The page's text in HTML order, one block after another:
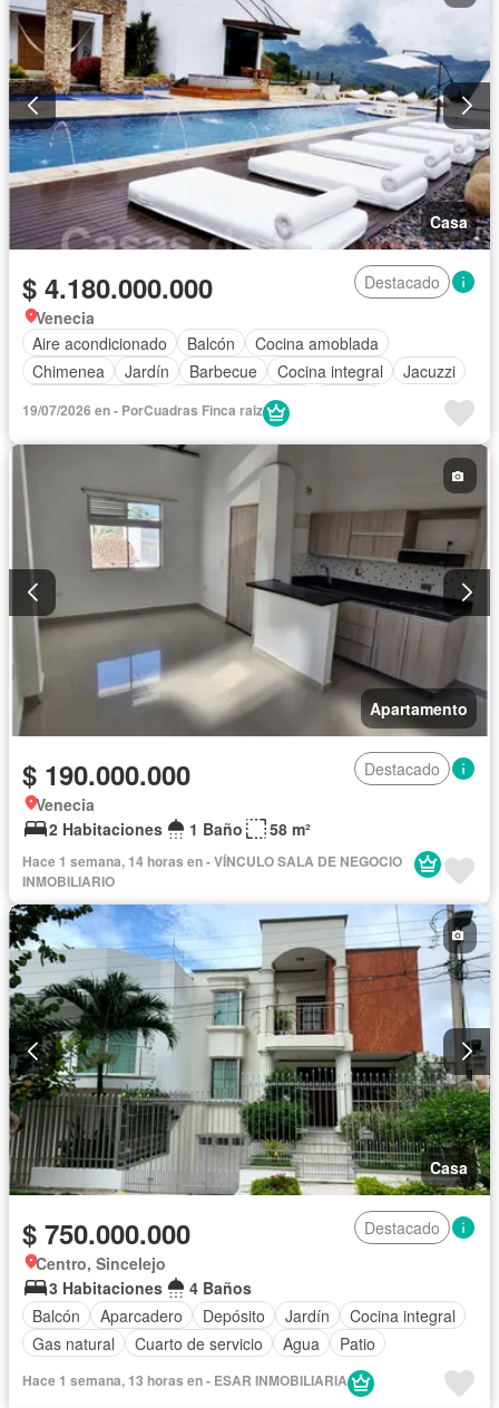
Casa
$ 4.180.000.000
Destacado
Venecia
Aire acondicionado
Balcón
Cocina amoblada
Chimenea
Jardín Barbecue Cocina integral
Jacuzzi
Seguridad privada
19/07/2026 en - PorCuadras Finca raiz
Apartamento
$ 190.000.000
Destacado
Venecia
2 Habitaciones
1 Baño 58 m²
Hace 1 semana, 14 horas en - VÍNCULO SALA DE NEGOCIO
INMOBILIARIO
Casa
$ 750.000.000
Destacado
Centro, Sincelejo
3 Habitaciones
4 Baños
Balcón
Aparcadero Depósito Jardín
Cocina integral
Gas natural
Cuarto de servicio Agua Patio
Hace 1 semana, 13 horas en - ESAR INMOBILIARIA